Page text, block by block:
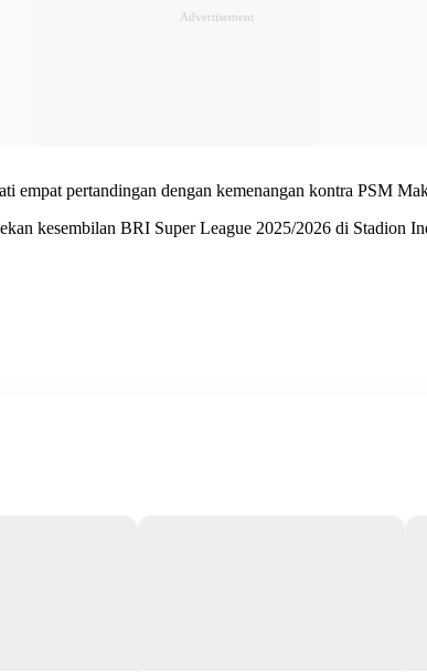
empat pertandingan dengan kemenangan kontra PSM
kesembilan BRI Super League 2025/2026 di Stadion